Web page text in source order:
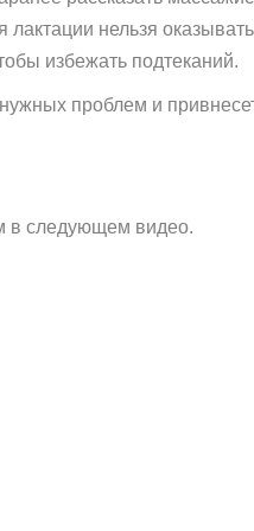
нельзя
избежать подтеканий.
проблем и
в следующем видео.